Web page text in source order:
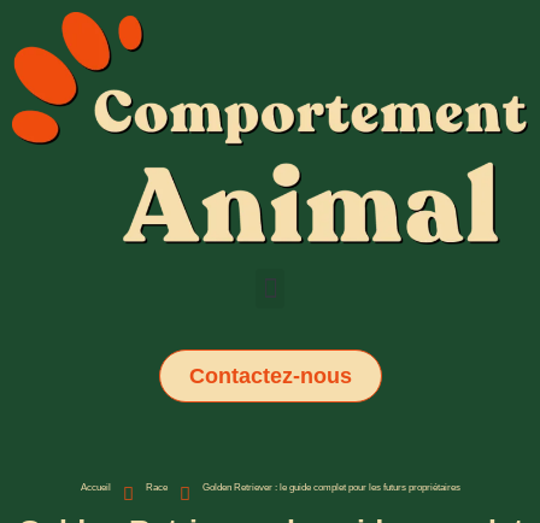
Contactez-nous
Accueil Race Golden Retriever : le guide complet pour les futurs propriétaires